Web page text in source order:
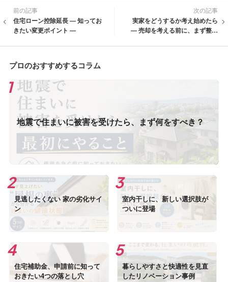
前の記事
住宅ローン控除延長 ― 知ってお
きたい変更ポイント ―
次の記事
実家をどうするか考え始めたら
― 売却を考える前に、まず整理
プロのおすすめするコラム
地震で住まいに被害を受けたら、まず何をすべき？
見逃したくない 家の劣化サイ
ン
室内干しに、新しい選択肢が
ついに登場
住宅補助金、申請前に知って
おきたい4つの落とし穴
暮らしやすさと快適性を見直
したリノベーション事例